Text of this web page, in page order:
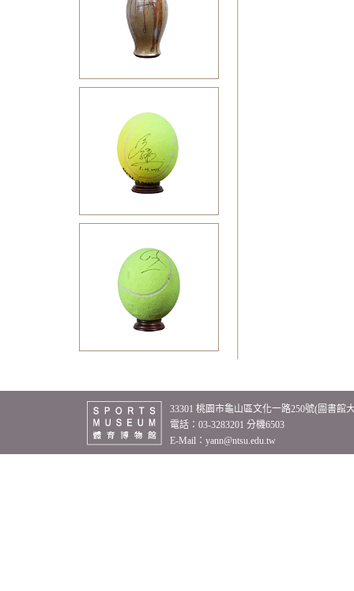
33301 桃園市龜山區文化一路250號(圖書館
電話：03-3283201 分機6503
E-Mail： yann@ntsu.edu.tw